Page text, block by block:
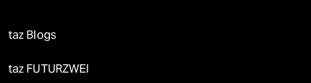
taz Blogs
taz FUTURZWEI